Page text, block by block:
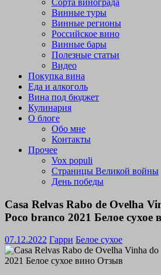
Сорта винограда
Винные туры
Винные регионы
Российское вино
Винные бары
Полезные статьи
Видео
Покупка вина
Еда и алкоголь
Вина под бюджет
Кулинария
О блоге
Обо мне
Контакты
Прочее
Vox populi
Страницы Великой войны
День победы
Casa Relvas Rabo de Ovelha
Poco branco 2021 Белое сухое
07.12.2022 Гарри Белое сухое